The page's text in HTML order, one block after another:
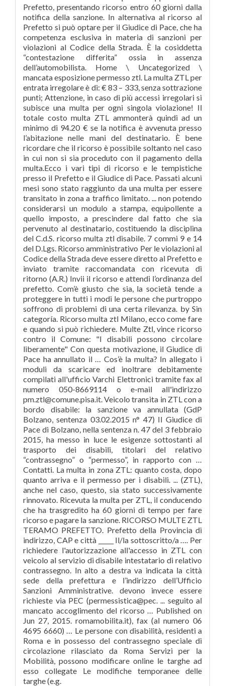
Prefetto, presentando ricorso entro 60 giorni dalla
notifica della sanzione. In alternativa al ricorso al
Prefetto si può optare per il Giudice di Pace, che ha
competenza esclusiva in materia di sanzioni per
violazioni al Codice della Strada. È la cosiddetta
“contestazione differita” ossia in assenza
dell’automobilista. Home \ Uncategorized \
mancata esposizione permesso ztl. La multa ZTL per
entrata irregolare è di: € 83 – 333, senza sottrazione
punti; Attenzione, in caso di più accessi irregolari si
subisce una multa per ogni singola violazione! Il
totale costo multa ZTL ammonterà quindi ad un
minimo di 94.20 € se la notifica è avvenuta presso
l’abitazione nelle mani del destinatario. È bene
ricordare che il ricorso è possibile soltanto nel caso
in cui non si sia proceduto con il pagamento della
multa.Ecco i vari tipi di ricorso e le tempistiche
presso il Prefetto e il Giudice di Pace. Passati alcuni
mesi sono stato raggiunto da una multa per essere
transitato in zona a traffico limitato. ... non potendo
considerarsi un modulo a stampa, equipollente a
quello imposto, a prescindere dal fatto che sia
pervenuto al destinatario, costituendo la disciplina
del C.d.S. ricorso multa ztl disabile. 7 commi 9 e 14
del D.Lgs. Ricorso amministrativo Per le violazioni al
Codice della Strada deve essere diretto al Prefetto e
inviato tramite raccomandata con ricevuta di
ritorno (A.R.) Invii il ricorso e attendi l’ordinanza del
prefetto. Com’è giusto che sia, la società tende a
proteggere in tutti i modi le persone che purtroppo
soffrono di problemi di una certa rilevanza. by Sin
categoría. Ricorso multa ztl Milano, ecco come fare
e quando si può richiedere. Multe Ztl, vince ricorso
contro il Comune: "I disabili possono circolare
liberamente" Con questa motivazione, il Giudice di
Pace ha annullato il … Cos’è la multa? In allegato i
moduli da scaricare ed inoltrare debitamente
compilati all'ufficio Varchi Elettronici tramite fax al
numero 050-8669114 o e-mail all'indirizzo
pm.ztl@comune.pisa.it. Veicolo transita in ZTL con a
bordo disabile: la sanzione va annullata (GdP
Bolzano, sentenza 03.02.2015 n° 47) Il Giudice di
Pace di Bolzano, nella sentenza n. 47 del 3 febbraio
2015, ha messo in luce le esigenze sottostanti al
trasporto dei disabili, titolari del relativo
“contrassegno” o “permesso”, in rapporto con …
Contatti. La multa in zona ZTL: quanto costa, dopo
quanto arriva e il permesso per i disabili. ... (ZTL),
anche nel caso, questo, sia stato successivamente
rinnovato. Ricevuta la multa per ZTL, il conducendo
che ha trasgredito ha 60 giorni di tempo per fare
ricorso e pagare la sanzione. RICORSO MULTE ZTL
TERAMO PREFETTO. Prefetto della Provincia di
indirizzo, CAP e città _____ Il/la sottoscritto/a …. Per
richiedere l'autorizzazione all'accesso in ZTL con
veicolo al servizio di disabile intestatario di relativo
contrassegno. In alto a destra va indicata la città
sede della prefettura e l’indirizzo dell’Ufficio
Sanzioni Amministrative. devono invece essere
richieste via PEC (permessistica@pec. ... seguito al
mancato accoglimento del ricorso … Published on
Jun 27, 2015. romamobilita.it), fax (al numero 06
4695 6660) … Le persone con disabilità, residenti a
Roma e in possesso del contrassegno speciale di
circolazione rilasciato da Roma Servizi per la
Mobilità, possono modificare online le targhe ad
esso collegate Le modifiche temporanee delle
targhe (e.g.